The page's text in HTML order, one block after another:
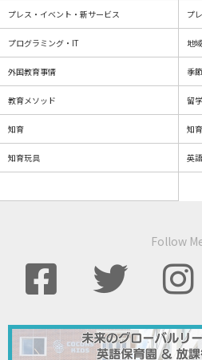
プレス・イベント・新サービス プ
プログラミング・IT 地
外国教育事情 季
教育メソッド 留学
知育 知
知育玩具 英
Follow